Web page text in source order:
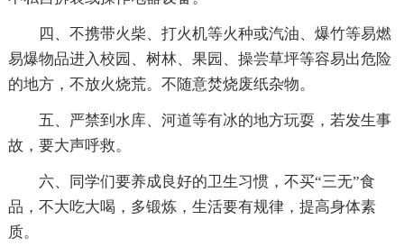
四、不携带火柴、打火机等火种或汽油、爆竹等易燃
易爆物品进入校园、树林、果园、操尝草坪等容易出危险
的地方，不放火烧荒。不随意焚烧废纸杂物。
五、严禁到水库、河道等有冰的地方玩耍，若发生事
故，要大声呼救。
六、同学们要养成良好的卫生习惯，不买“三无”食
品，不大吃大喝，多锻炼，生活要有规律，提高身体素
质。